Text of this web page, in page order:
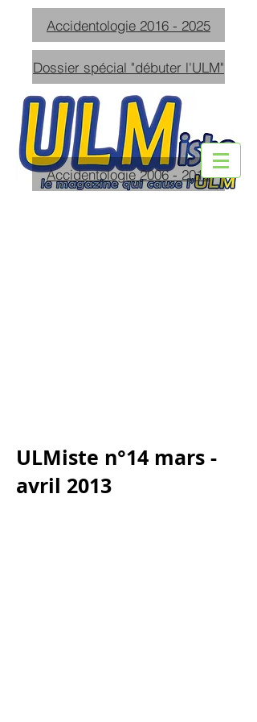
Accidentologie 2016 - 2025
Dossier spécial "débuter l'ULM"
Accidentologie 2006 - 2015
ULMiste n°14 mars -
avril 2013